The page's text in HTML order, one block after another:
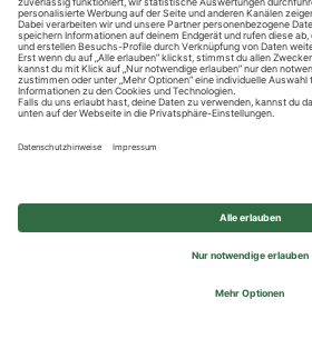
Impressum
Privatsphäre-
© 2026 REWE Group - All